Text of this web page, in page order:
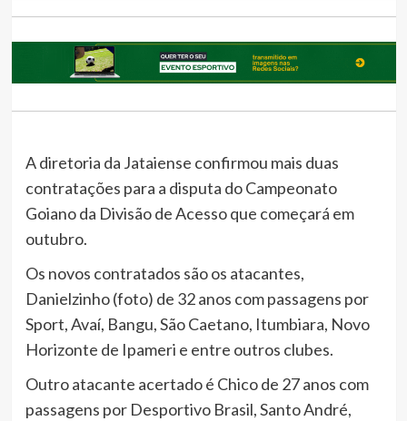
A diretoria da Jataiense confirmou mais duas
contratações para a disputa do Campeonato
Goiano da Divisão de Acesso que começará em
outubro.
Os novos contratados são os atacantes,
Danielzinho (foto) de 32 anos com passagens por
Sport, Avaí, Bangu, São Caetano, Itumbiara, Novo
Horizonte de Ipameri e entre outros clubes.
Outro atacante acertado é Chico de 27 anos com
passagens por Desportivo Brasil, Santo André,